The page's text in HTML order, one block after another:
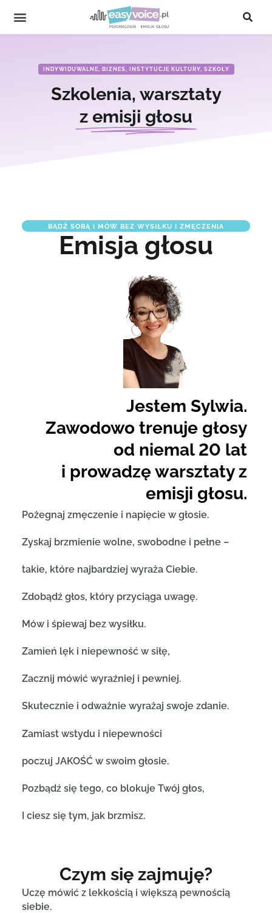
INDYWIDUWALNE, BIZNES, INSTYTUCJE KULTURY, SZKOŁY
Szkolenia, warsztaty
z emisji głosu
BĄDŹ SOBĄ I MÓW BEZ WYSIŁKU I ZMĘCZENIA
Emisja głosu
Jestem Sylwia.
Zawodowo trenuje głosy
od niemal 20 lat
i prowadzę warsztaty z
emisji głosu.
Pożegnaj zmęczenie i napięcie w głosie.
Zyskaj brzmienie wolne, swobodne i pełne –
takie, które najbardziej wyraża Ciebie.
Zdobądź głos, który przyciąga uwagę.
Mów i śpiewaj bez wysiłku.
Zamień lęk i niepewność w siłę,
Zacznij mówić wyraźniej i pewniej.
Skutecznie i odważnie wyrażaj swoje zdanie.
Zamiast wstydu i niepewności
poczuj JAKOŚĆ w swoim głosie.
Pozbądź się tego, co blokuje Twój głos,
I ciesz się tym, jak brzmisz.
Czym się zajmuję?
Uczę mówić z lekkością i większą pewnością
siebie.